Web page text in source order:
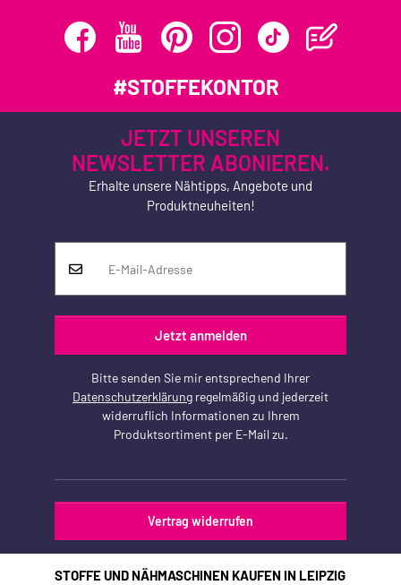
#STOFFEKONTOR
JETZT UNSEREN
NEWSLETTER ABONIEREN.
Erhalte unsere Nähtipps, Angebote und
Produktneuheiten!
Jetzt anmelden
Bitte senden Sie mir entsprechend Ihrer
Datenschutzerklärung regelmäßig und jederzeit
widerruflich Informationen zu Ihrem
Produktsortiment per E-Mail zu.
Vertrag widerrufen
STOFFE UND NÄHMASCHINEN KAUFEN IN LEIPZIG